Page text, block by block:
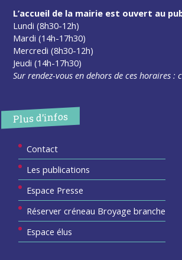
L’accueil de la mairie est ouvert au
Lundi (8h30-12h)
Mardi (14h-17h30)
Mercredi (8h30-12h)
Jeudi (14h-17h30)
Sur rendez-vous en dehors de ces horaires :
Plus d’infos
Contact
Les publications
Espace Presse
Réserver créneau Broyage branche
Espace élus